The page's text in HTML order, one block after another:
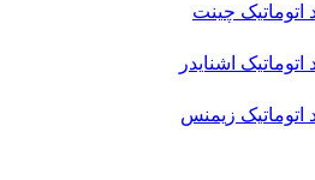
اتوماتیک چینت
اشنایدر
اتوماتیک زیمنس